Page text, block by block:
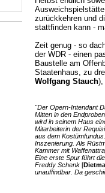
zurückkehren und
stattfinden kann -
Zeit genug - so
der WDR - einen
Baustelle am
Staatenhaus, zu
Wolfgang Stauch),
"Der Opern-Intendant
Mitten in den
wird in seinem Haus
Mitarbeiterin der
aus dem
Inszenierung. Als
Kammer mit
Eine erste Spur führt
Freddy Schenk[
unauffindbar. Da